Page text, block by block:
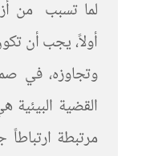
لما تسبب من
أولاً، يجب أن
وتجاوزه، في
القضية
مرتبطة